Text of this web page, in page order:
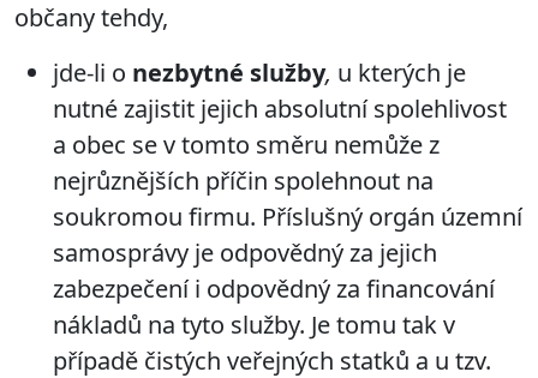
občany tehdy,
jde-li o nezbytné služby, u kterých je
nutné zajistit jejich absolutní spolehlivost
a obec se v tomto směru nemůže z
nejrůznějších příčin spolehnout na
soukromou firmu. Příslušný orgán územní
samosprávy je odpovědný za jejich
zabezpečení i odpovědný za financování
nákladů na tyto služby. Je tomu tak v
případě čistých veřejných statků a u tzv.